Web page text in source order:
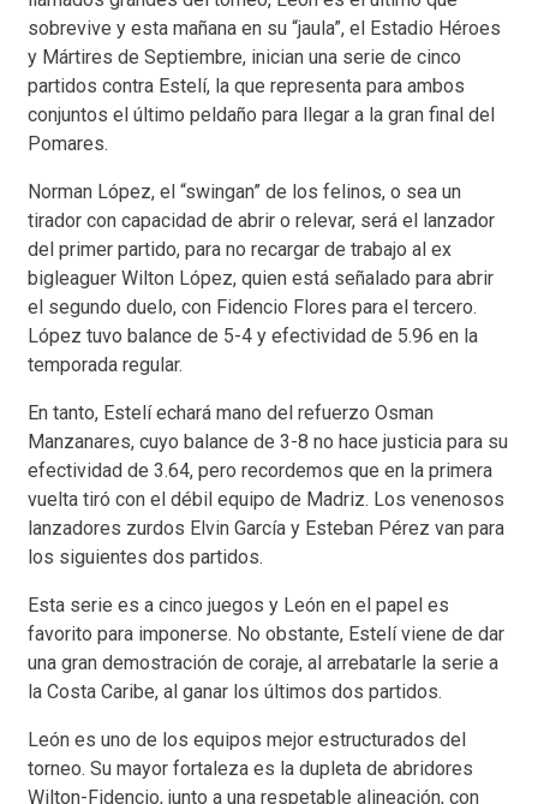
sobrevive y esta mañana en su “jaula”, el Estadio Héroes
y Mártires de Septiembre, inician una serie de cinco
partidos contra Estelí, la que representa para ambos
conjuntos el último peldaño para llegar a la gran final del
Pomares.
Norman López, el “swingan” de los felinos, o sea un
tirador con capacidad de abrir o relevar, será el lanzador
del primer partido, para no recargar de trabajo al ex
bigleaguer Wilton López, quien está señalado para abrir
el segundo duelo, con Fidencio Flores para el tercero.
López tuvo balance de 5-4 y efectividad de 5.96 en la
temporada regular.
En tanto, Estelí echará mano del refuerzo Osman
Manzanares, cuyo balance de 3-8 no hace justicia para su
efectividad de 3.64, pero recordemos que en la primera
vuelta tiró con el débil equipo de Madriz. Los venenosos
lanzadores zurdos Elvin García y Esteban Pérez van para
los siguientes dos partidos.
Esta serie es a cinco juegos y León en el papel es
favorito para imponerse. No obstante, Estelí viene de dar
una gran demostración de coraje, al arrebatarle la serie a
la Costa Caribe, al ganar los últimos dos partidos.
León es uno de los equipos mejor estructurados del
torneo. Su mayor fortaleza es la dupleta de abridores
Wilton-Fidencio, junto a una respetable alineación, con